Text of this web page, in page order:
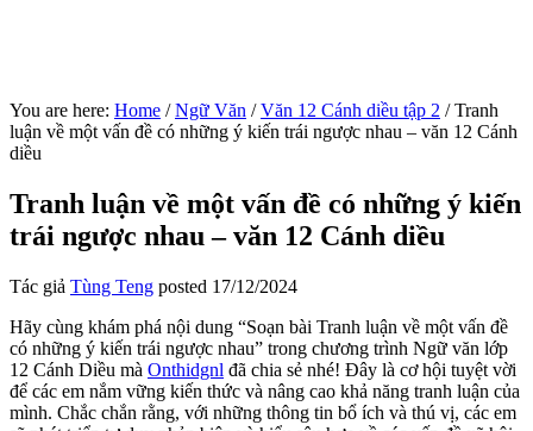
You are here: Home / Ngữ Văn / Văn 12 Cánh diều tập 2 /Tranh
luận về một vấn đề có những ý kiến trái ngược nhau – văn 12 Cánh
diều
Tranh luận về một vấn đề có những ý kiến
trái ngược nhau – văn 12 Cánh diều
Tác giả Tùng Teng posted 17/12/2024
Hãy cùng khám phá nội dung “Soạn bài Tranh luận về một vấn đề
có những ý kiến trái ngược nhau” trong chương trình Ngữ văn lớp
12 Cánh Diều mà Onthidgnl đã chia sẻ nhé! Đây là cơ hội tuyệt vời
để các em nắm vững kiến thức và nâng cao khả năng tranh luận của
mình. Chắc chắn rằng, với những thông tin bổ ích và thú vị, các em